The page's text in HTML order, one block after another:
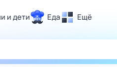
и дети Еда Ещё
и отдых